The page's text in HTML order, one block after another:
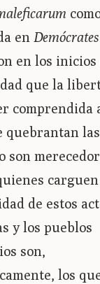
en
en los inicios
que la
comprendida
quebrantan
son
de estos
y los pueblos
son,
los